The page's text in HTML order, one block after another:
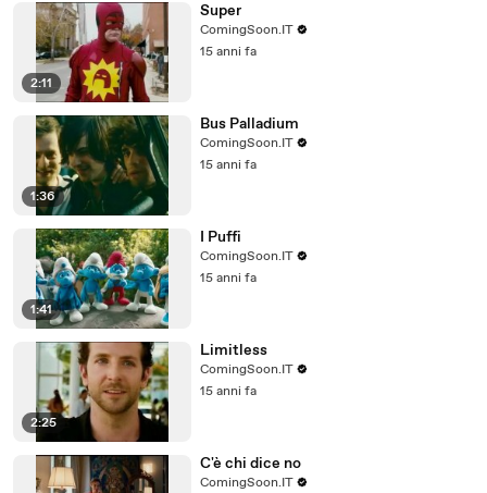
2:11
Super
ComingSoon.IT
15 anni fa
1:36
Bus Palladium
ComingSoon.IT
15 anni fa
1:41
I Puffi
ComingSoon.IT
15 anni fa
2:25
Limitless
ComingSoon.IT
15 anni fa
C'è chi dice no
ComingSoon.IT